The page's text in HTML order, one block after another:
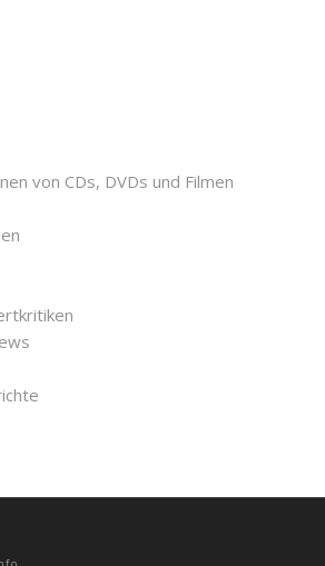
von CDs, DVDs und Filmen